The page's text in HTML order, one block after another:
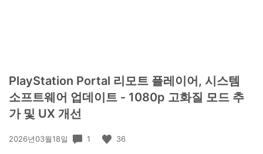
PlayStation Portal 리모트 플레이어, 시스템
소프트웨어 업데이트 - 1080p 고화질 모드 추
가 및 UX 개선
공
2026년03월18일 1 36